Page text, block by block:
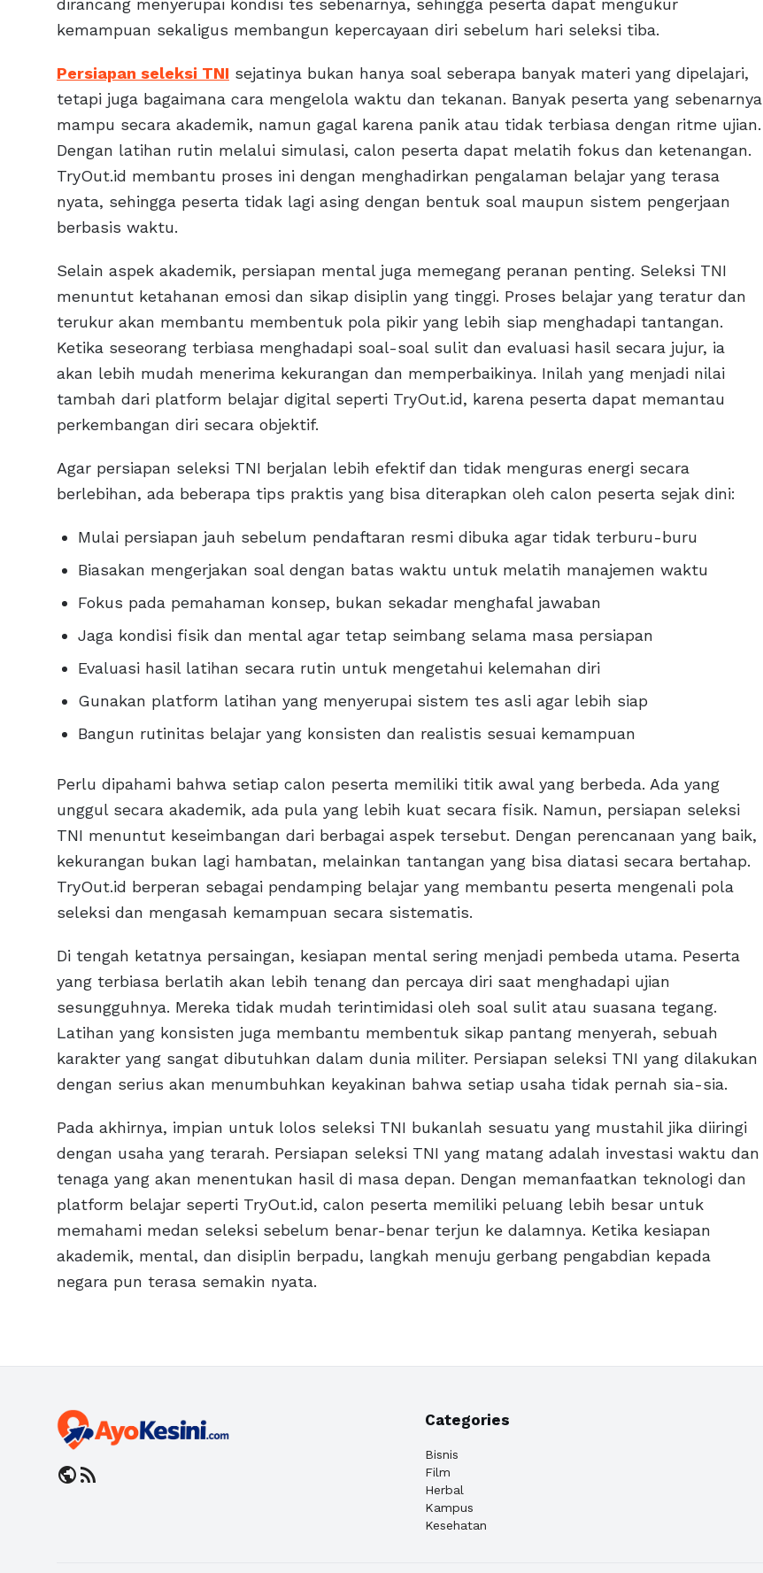
dirancang menyerupai kondisi tes sebenarnya, sehingga peserta dapat mengukur
kemampuan sekaligus membangun kepercayaan diri sebelum hari seleksi tiba.
Persiapan seleksi TNI sejatinya bukan hanya soal seberapa banyak materi yang dipelajari,
tetapi juga bagaimana cara mengelola waktu dan tekanan. Banyak peserta yang sebenarnya
mampu secara akademik, namun gagal karena panik atau tidak terbiasa dengan ritme ujian.
Dengan latihan rutin melalui simulasi, calon peserta dapat melatih fokus dan ketenangan.
TryOut.id membantu proses ini dengan menghadirkan pengalaman belajar yang terasa
nyata, sehingga peserta tidak lagi asing dengan bentuk soal maupun sistem pengerjaan
berbasis waktu.
Selain aspek akademik, persiapan mental juga memegang peranan penting. Seleksi TNI
menuntut ketahanan emosi dan sikap disiplin yang tinggi. Proses belajar yang teratur dan
terukur akan membantu membentuk pola pikir yang lebih siap menghadapi tantangan.
Ketika seseorang terbiasa menghadapi soal-soal sulit dan evaluasi hasil secara jujur, ia
akan lebih mudah menerima kekurangan dan memperbaikinya. Inilah yang menjadi nilai
tambah dari platform belajar digital seperti TryOut.id, karena peserta dapat memantau
perkembangan diri secara objektif.
Agar persiapan seleksi TNI berjalan lebih efektif dan tidak menguras energi secara
berlebihan, ada beberapa tips praktis yang bisa diterapkan oleh calon peserta sejak dini:
Mulai persiapan jauh sebelum pendaftaran resmi dibuka agar tidak terburu-buru
Biasakan mengerjakan soal dengan batas waktu untuk melatih manajemen waktu
Fokus pada pemahaman konsep, bukan sekadar menghafal jawaban
Jaga kondisi fisik dan mental agar tetap seimbang selama masa persiapan
Evaluasi hasil latihan secara rutin untuk mengetahui kelemahan diri
Gunakan platform latihan yang menyerupai sistem tes asli agar lebih siap
Bangun rutinitas belajar yang konsisten dan realistis sesuai kemampuan
Perlu dipahami bahwa setiap calon peserta memiliki titik awal yang berbeda. Ada yang
unggul secara akademik, ada pula yang lebih kuat secara fisik. Namun, persiapan seleksi
TNI menuntut keseimbangan dari berbagai aspek tersebut. Dengan perencanaan yang baik,
kekurangan bukan lagi hambatan, melainkan tantangan yang bisa diatasi secara bertahap.
TryOut.id berperan sebagai pendamping belajar yang membantu peserta mengenali pola
seleksi dan mengasah kemampuan secara sistematis.
Di tengah ketatnya persaingan, kesiapan mental sering menjadi pembeda utama. Peserta
yang terbiasa berlatih akan lebih tenang dan percaya diri saat menghadapi ujian
sesungguhnya. Mereka tidak mudah terintimidasi oleh soal sulit atau suasana tegang.
Latihan yang konsisten juga membantu membentuk sikap pantang menyerah, sebuah
karakter yang sangat dibutuhkan dalam dunia militer. Persiapan seleksi TNI yang dilakukan
dengan serius akan menumbuhkan keyakinan bahwa setiap usaha tidak pernah sia-sia.
Pada akhirnya, impian untuk lolos seleksi TNI bukanlah sesuatu yang mustahil jika diiringi
dengan usaha yang terarah. Persiapan seleksi TNI yang matang adalah investasi waktu dan
tenaga yang akan menentukan hasil di masa depan. Dengan memanfaatkan teknologi dan
platform belajar seperti TryOut.id, calon peserta memiliki peluang lebih besar untuk
memahami medan seleksi sebelum benar-benar terjun ke dalamnya. Ketika kesiapan
akademik, mental, dan disiplin berpadu, langkah menuju gerbang pengabdian kepada
negara pun terasa semakin nyata.
publicrss_feed
Categories
Bisnis
Film
Herbal
Kampus
Kesehatan